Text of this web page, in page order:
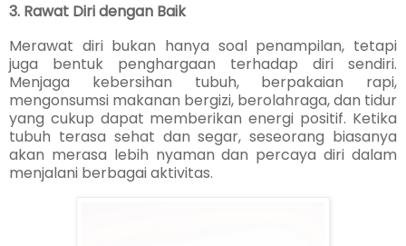
3. Rawat Diri dengan Baik
Merawat diri bukan hanya soal penampilan, tetapi
juga bentuk penghargaan terhadap diri sendiri.
Menjaga kebersihan tubuh, berpakaian rapi,
mengonsumsi makanan bergizi, berolahraga, dan tidur
yang cukup dapat memberikan energi positif. Ketika
tubuh terasa sehat dan segar, seseorang biasanya
akan merasa lebih nyaman dan percaya diri dalam
menjalani berbagai aktivitas.